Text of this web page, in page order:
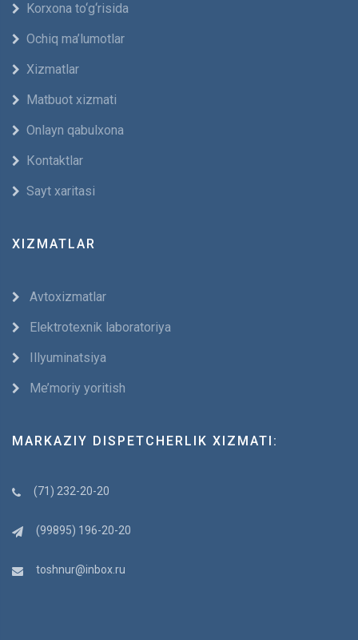
Korxona to‘g‘risida
Ochiq ma’lumotlar
Xizmatlar
Мatbuot xizmati
Оnlayn qabulxona
Кontaktlar
Sayt xaritasi
XIZMATLAR
Avtoxizmatlar
Elektrotexnik laboratoriya
Illyuminatsiya
Me’moriy yoritish
MARKAZIY DISPETCHERLIK XIZMATI:
(71) 232-20-20
(99895) 196-20-20
toshnur@inbox.ru